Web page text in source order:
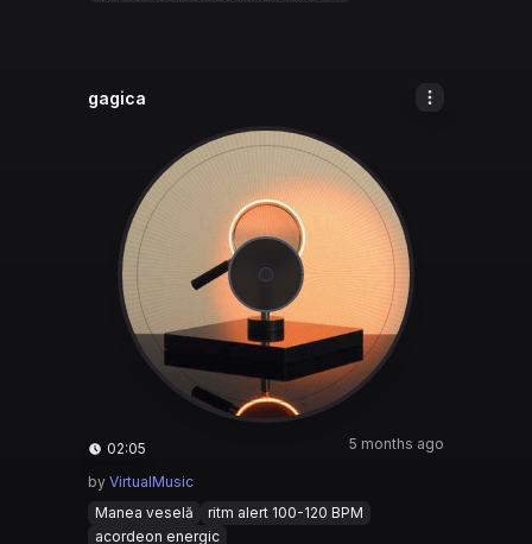
gagica
02:05 5 months ago
by VirtualMusic
Manea veselă
ritm alert 100-120 BPM
acordeon energic